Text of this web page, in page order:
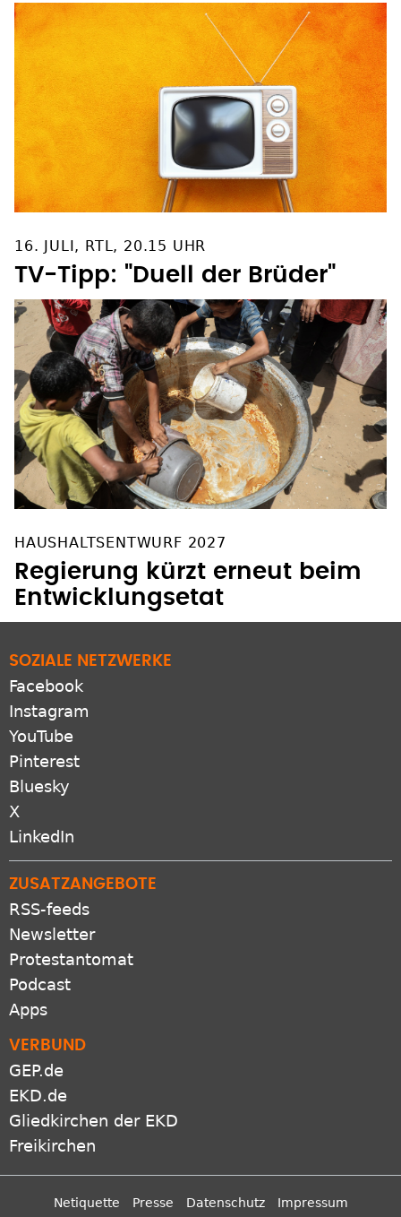
16. JULI, RTL, 20.15 UHR
TV-Tipp: "Duell der Brüder"
HAUSHALTSENTWURF 2027
Regierung kürzt erneut beim
Entwicklungsetat
SOZIALE NETZWERKE
Facebook
Instagram
YouTube
Pinterest
Bluesky
X
LinkedIn
ZUSATZANGEBOTE
RSS-feeds
Newsletter
Protestantomat
Podcast
Apps
VERBUND
GEP.de
EKD.de
Gliedkirchen der EKD
Freikirchen
Netiquette Presse Datenschutz Impressum